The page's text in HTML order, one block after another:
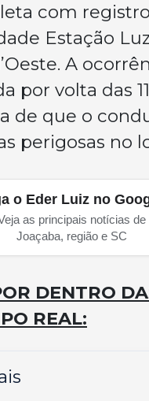
com
Estação
A
por volta das
de que o
perigosas no
o Eder Luiz no
as principais notícias de
Joaçaba, região e SC
DENTRO
REAL: